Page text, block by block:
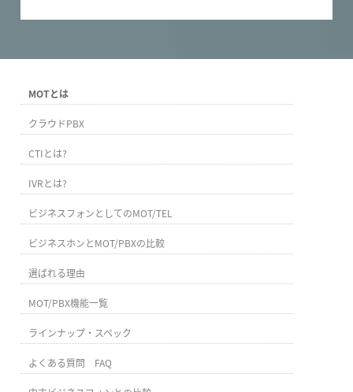
MOTとは
クラウドPBX
CTIとは?
IVRとは?
ビジネスフォンとしてのMOT/TEL
ビジネスホンとMOT/PBXの比較
選ばれる理由
MOT/PBX機能一覧
ラインナップ・スペック
よくある質問 FAQ